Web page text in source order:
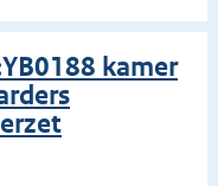
kamer